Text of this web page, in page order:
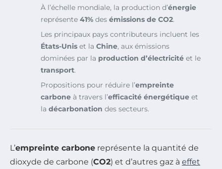
À l’échelle mondiale, la production d’énergie
représente 41% des émissions de CO2.
Les principaux pays contributeurs incluent les
États-Unis et la Chine, aux émissions
dominées par la production d’électricité et le
transport.
Propositions pour réduire l’empreinte
carbone à travers l’efficacité énergétique et
la décarbonation des secteurs.
L’empreinte carbone représente la quantité de
dioxyde de carbone (CO2) et d’autres gaz à effet